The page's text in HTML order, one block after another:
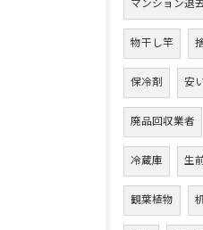
マンション退
物干し竿
保冷剤 安
廃品回収業者
冷蔵庫 生
観葉植物